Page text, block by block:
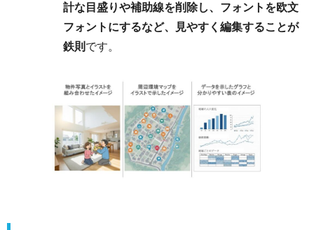
計な目盛りや補助線を削除し、フォントを欧文
フォントにするなど、見やすく編集することが
鉄則 です。